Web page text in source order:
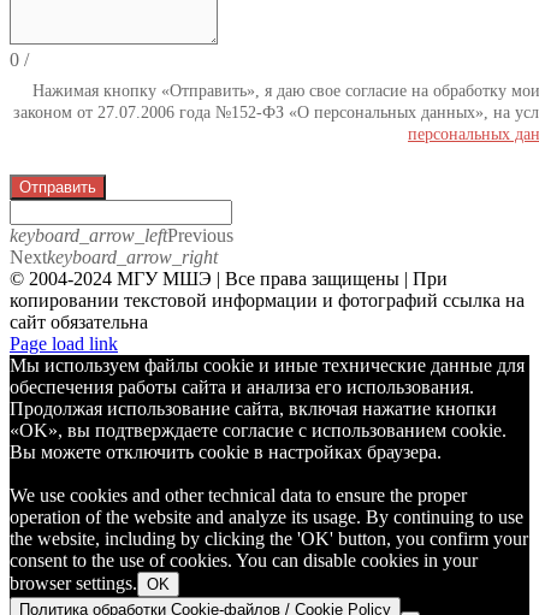
0 /
Нажимая кнопку «Отправить», я даю свое согласие на обработку
законом от 27.07.2006 года №152-ФЗ «О персональных данных», на
персональных
Отправить
keyboard_arrow_leftPrevious
Nextkeyboard_arrow_right
© 2004-2024 МГУ МШЭ | Все права защищены | При
копировании текстовой информации и фотографий ссылка на
сайт обязательна
Telegram
Page load link
Мы используем файлы cookie и иные технические данные для
обеспечения работы сайта и анализа его использования.
Продолжая использование сайта, включая нажатие кнопки
«OK», вы подтверждаете согласие с использованием cookie.
Вы можете отключить cookie в настройках браузера.
We use cookies and other technical data to ensure the proper
operation of the website and analyze its usage. By continuing to use
the website, including by clicking the 'OK' button, you confirm your
consent to the use of cookies. You can disable cookies in your
browser settings. OK
Политика обработки Cookie-файлов / Cookie Policy